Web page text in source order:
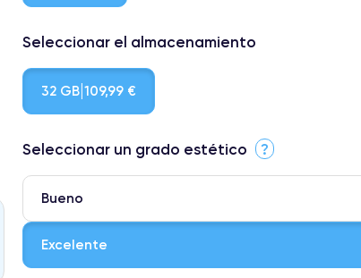
Seleccionar el almacenamiento
32 GB 109,99 €
Seleccionar un grado estético ?
Bueno
Excelente